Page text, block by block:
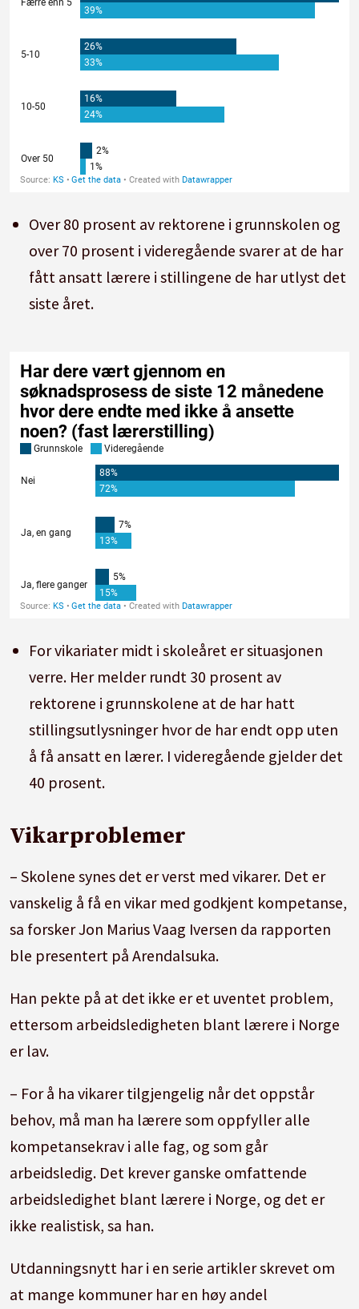
Over 80 prosent av rektorene i grunnskolen og
over 70 prosent i videregående svarer at de har
fått ansatt lærere i stillingene de har utlyst det
siste året.
For vikariater midt i skoleåret er situasjonen
verre. Her melder rundt 30 prosent av
rektorene i grunnskolene at de har hatt
stillingsutlysninger hvor de har endt opp uten
å få ansatt en lærer. I videregående gjelder det
40 prosent.
Vikarproblemer
– Skolene synes det er verst med vikarer. Det er
vanskelig å få en vikar med godkjent kompetanse,
sa forsker Jon Marius Vaag Iversen da rapporten
ble presentert på Arendalsuka.
Han pekte på at det ikke er et uventet problem,
ettersom arbeidsledigheten blant lærere i Norge
er lav.
– For å ha vikarer tilgjengelig når det oppstår
behov, må man ha lærere som oppfyller alle
kompetansekrav i alle fag, og som går
arbeidsledig. Det krever ganske omfattende
arbeidsledighet blant lærere i Norge, og det er
ikke realistisk, sa han.
Utdanningsnytt har i en serie artikler skrevet om
at mange kommuner har en høy andel